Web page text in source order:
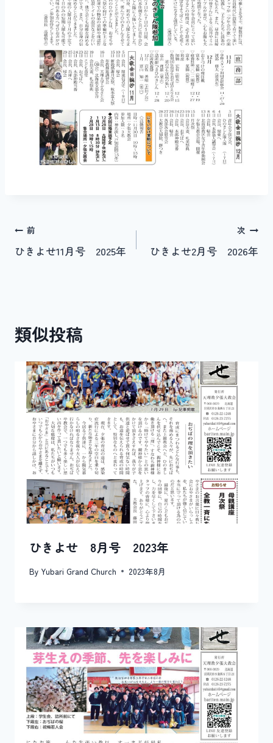
投
稿
ゲ
ー
シ
ョ
前
ひきよせ11月号 2025年
次
ひきよせ2月号 2026年
類似投稿
ひきよせ 8月号 2023年
By Yubari Grand Church 2023年8月